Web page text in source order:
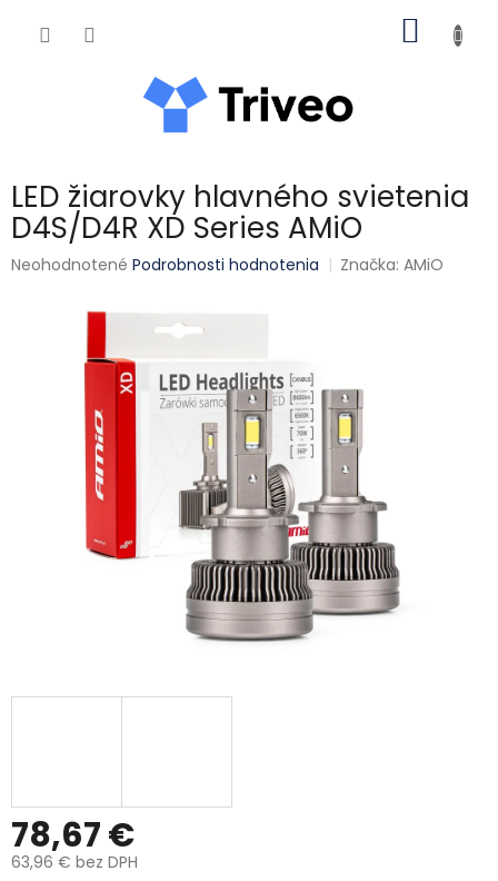
LED žiarovky hlavného svietenia
D4S/D4R XD Series AMiO
Priemerné hodnotenie produktu je 0,0 z 5 hviezdičiek.
Neohodnotené Podrobnosti hodnotenia Značka:AMiO
78,67 €
63,96 € bez DPH